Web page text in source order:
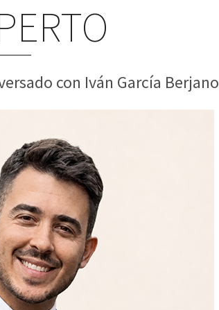
con Iván García Berjano